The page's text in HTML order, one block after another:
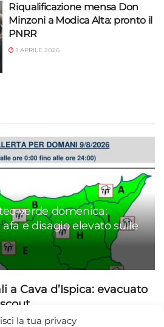
la tua privacy
Riqualificazione mensa Don
Minzoni a Modica Alta: pronto il
PNRR
1 APRILE 2026
verde domenica:
e disagio elevato sulle
a Cava d’Ispica: evacuato